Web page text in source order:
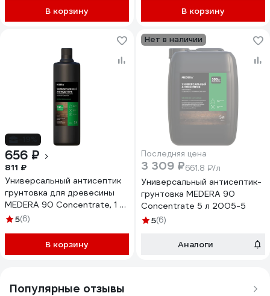
В корзину
Concentrate для наружных и
внутренних работ 1 л 2011-1
В корзину
656 ₽
811 ₽
Универсальный антисептик
грунтовка для древесины
MEDERA 90 Concentrate, 1 л
2005-1
5(6)
В корзину
Нет в наличии
Последняя цена
3 309 ₽661.8 ₽/л
Универсальный антисептик-
грунтовка MEDERA 90
Concentrate 5 л 2005-5
5(6)
Аналоги
Популярные отзывы